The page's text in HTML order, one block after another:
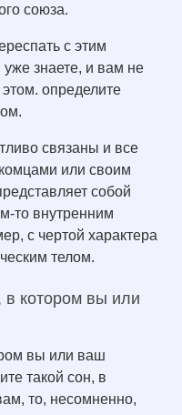
союза.
с этим
знаете, и вам не
определите
связаны и все
или своим
собой
то внутренним
с чертой характера
телом.
в котором вы или
вы или ваш
такой сон, в
то, несомненно,